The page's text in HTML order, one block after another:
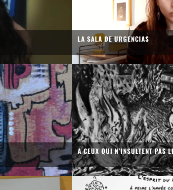
LA SALA DE URGENCIAS
A CEUX QUI N’INSULTENT PAS